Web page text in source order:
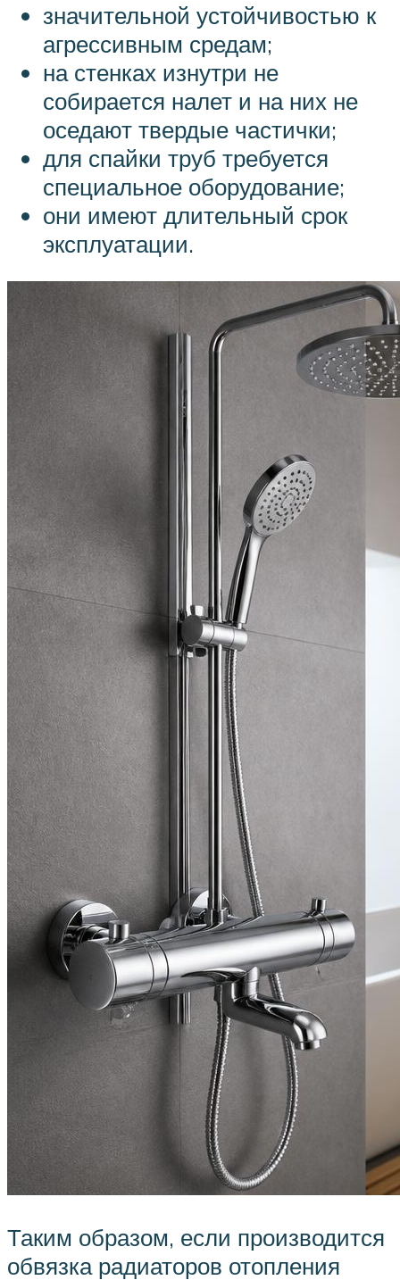
значительной устойчивостью к
агрессивным средам;
на стенках изнутри не
собирается налет и на них не
оседают твердые частички;
для спайки труб требуется
специальное оборудование;
они имеют длительный срок
эксплуатации.
Таким образом, если производится
обвязка радиаторов отопления